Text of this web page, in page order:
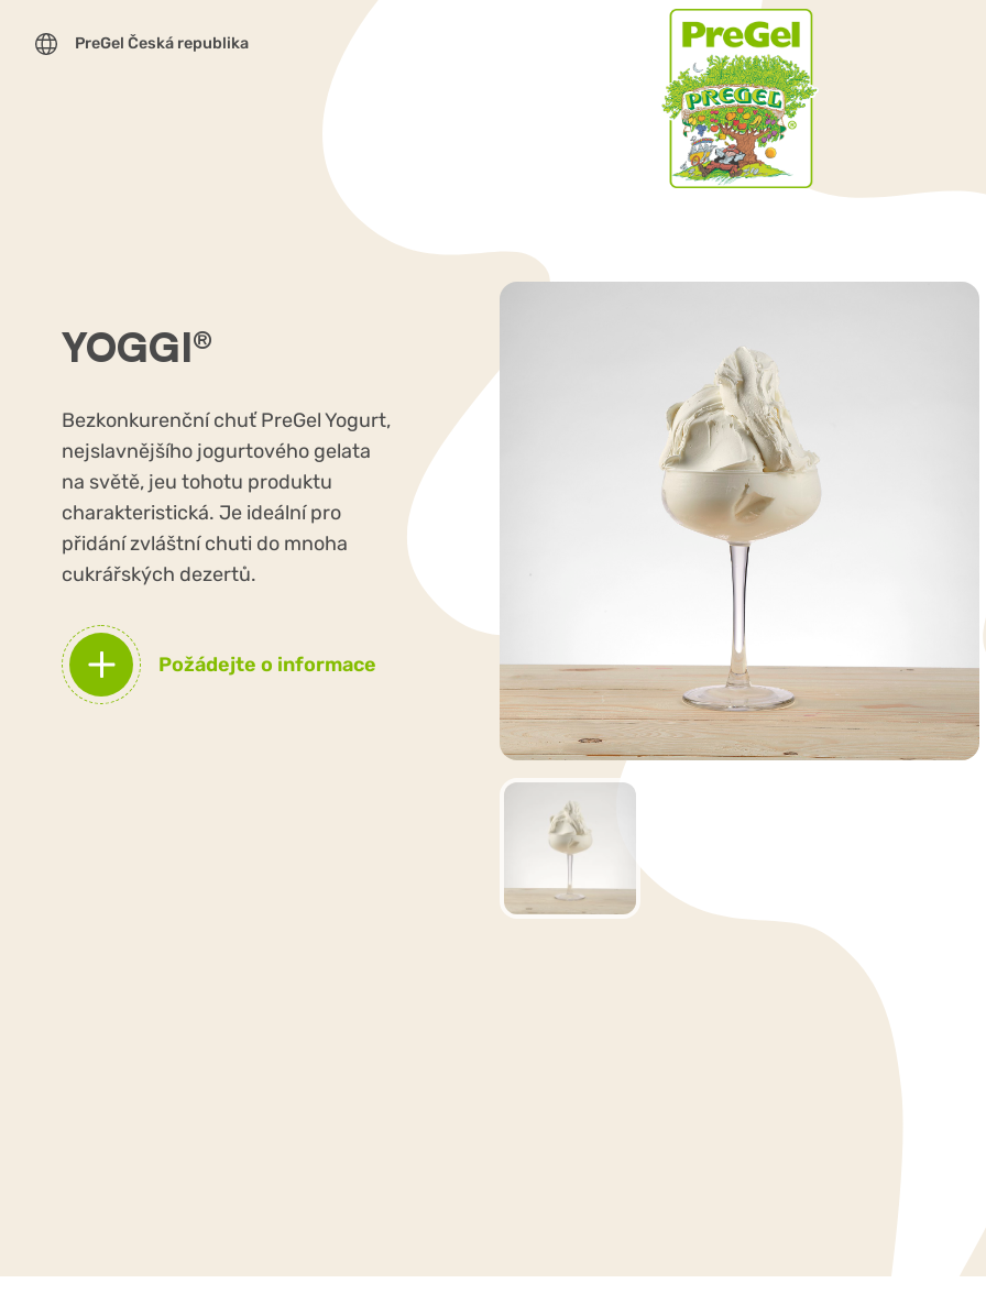
PreGel Česká republika
YOGGI®
Bezkonkurenční chuť PreGel Yogurt,
nejslavnějšího jogurtového gelata
na světě, jeu tohotu produktu
charakteristická. Je ideální pro
přidání zvláštní chuti do mnoha
cukrářských dezertů.
Požádejte o informace